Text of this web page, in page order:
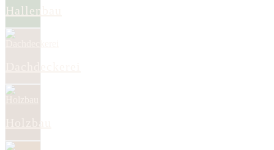
Hallenbau